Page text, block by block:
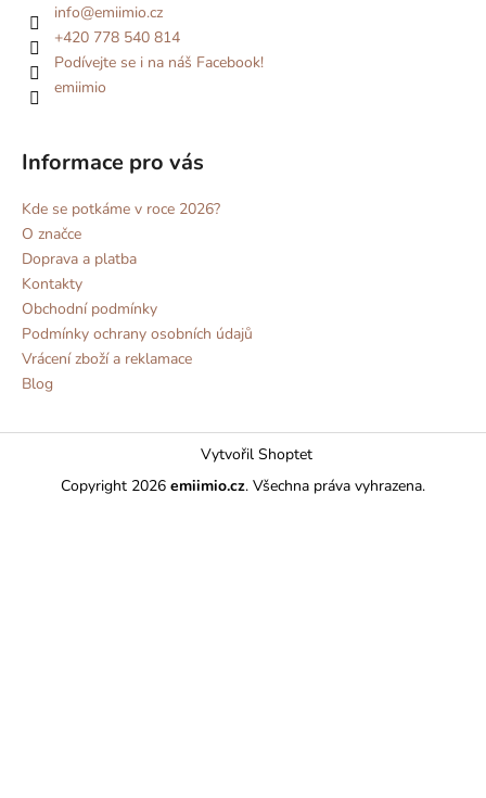
Informace pro vás
Kde se potkáme v roce 2026?
O značce
Doprava a platba
Kontakty
Obchodní podmínky
Podmínky ochrany osobních údajů
Vrácení zboží a reklamace
Blog
info@emiimio.cz
+420 778 540 814
Podívejte se i na náš Facebook!
emiimio
Vytvořil Shoptet
Copyright 2026 emiimio.cz. Všechna práva vyhrazena.